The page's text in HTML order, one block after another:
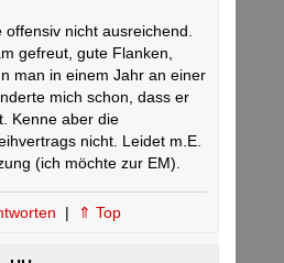
nicht ausreichend.
gefreut, gute Flanken,
man in einem Jahr an einer
mich schon, dass er
Kenne aber die
nicht. Leidet m.E.
(ich möchte zur EM).
| ⇑ Top